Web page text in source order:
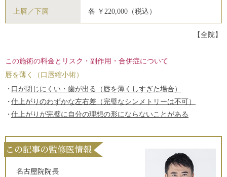
上唇／下唇 各 ￥220,000（税込）
【全院】
この施術の料金とリスク・副作用・合併症について
唇を薄く（口唇縮小術）
口が閉じにくい・歯が出る（唇を薄くしすぎた場合）
仕上がりのわずかな左右差（完璧なシンメトリーは不可）
仕上がりが完璧に自分の理想の形にならないことがある
この記事の監修医情報
名古屋院院長